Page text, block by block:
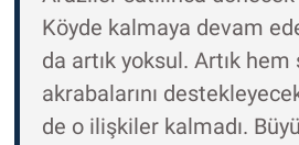
Köyde kalmaya devam
da artık yoksul. Artık
akrabalarını
de o ilişkiler kalmadı.